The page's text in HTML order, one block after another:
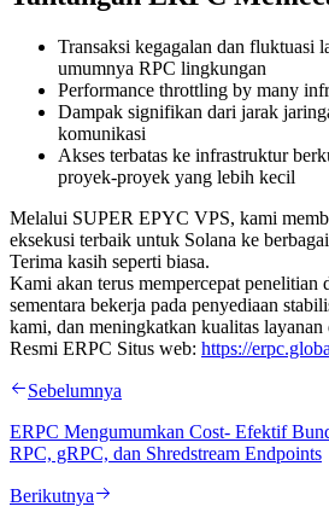
Transaksi kegagalan dan fluktuasi
umumnya RPC lingkungan
Performance throttling by many
Dampak signifikan dari jarak
komunikasi
Akses terbatas ke infrastruktur
proyek-proyek yang lebih kecil
Melalui SUPER EPYC VPS, kami
eksekusi terbaik untuk Solana ke
Terima kasih seperti biasa.
Kami akan terus mempercepat penelitian
sementara bekerja pada penyediaan
kami, dan meningkatkan kualitas layanan
Resmi ERPC Situs web: https://
Sebelumnya
ERPC Mengumumkan Cost- Efektif
RPC, gRPC, dan Shredstream Endpoints
Berikutnya